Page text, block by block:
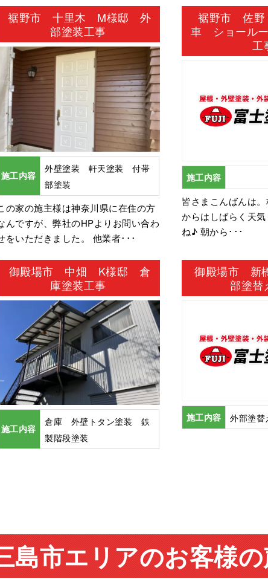
裾野市 十里木 M様邸 外
部塗装工事
施工内容
外壁塗装 軒天塗装 付帯
部塗装
の家の施主様は神奈川県に在住の方
んですが、弊社のHPよりお問い合わ
をいただきました。 他業者･･･
裾野市 佐
車 ショールー
工
施工内容
皆さまこんばんは
からはしばらく天
ね♪ 朝から･･･
御殿場市 中畑 K様邸 倉
庫塗装工事
施工内容
倉庫 外壁トタン塗装 鉄
製階段塗装
御殿場市
部塗替
施工内容 外部塗替
島市エリアのお客様